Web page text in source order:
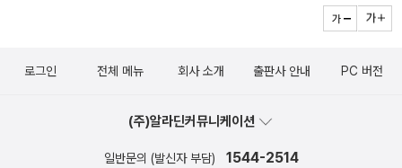
로그인 전체 메뉴 회사 소개 출판사 안내 PC 버전
(주)알라딘커뮤니케이션
일반문의 (발신자 부담) 1544-2514